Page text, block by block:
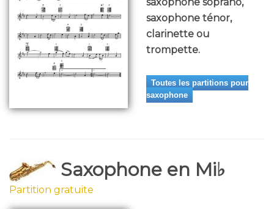
saxophone ténor,
clarinette ou
trompette.
Toutes les partitions pour
saxophone
Saxophone en Mi♭
Partition gratuite